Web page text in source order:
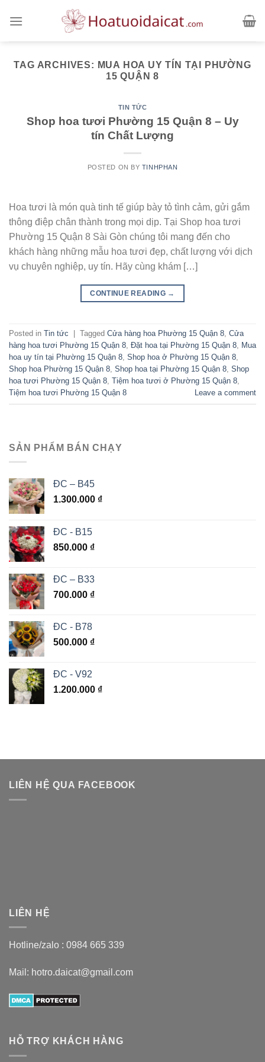
TAG ARCHIVES: MUA HOA UY TÍN TẠI PHƯỜNG
15 QUẬN 8
TIN TỨC
Shop hoa tươi Phường 15 Quận 8 – Uy
tín Chất Lượng
POSTED ON BY TINHPHAN
Hoa tươi là món quà tinh tế giúp bày tỏ tình cảm, gửi gắm
thông điệp chân thành trong mọi dịp. Tại Shop hoa tươi
Phường 15 Quận 8 Sài Gòn chúng tôi mang đến cho
khách hàng những mẫu hoa tươi đẹp, chất lượng với dịch
vụ chuyên nghiệp, uy tín. Hãy cùng khám […]
CONTINUE READING →
Posted in Tin tức Tagged Cửa hàng hoa Phường 15 Quận 8 Cửa
hàng hoa tươi Phường 15 Quận 8 Đặt hoa tại Phường 15 Quận 8
Mua
hoa uy tín tại Phường 15 Quận 8 Shop hoa ở Phường 15 Quận 8
Shop hoa Phường 15 Quận 8 Shop hoa tại Phường 15 Quận 8 Shop
hoa tươi Phường 15 Quận 8 Tiệm hoa tươi ở Phường 15 Quận 8
Tiệm hoa tươi Phường 15 Quận 8
Leave a comment
SẢN PHẨM BÁN CHẠY
ĐC – B45
1.300.000 ₫
ĐC - B15
850.000 ₫
ĐC – B33
700.000 ₫
ĐC - B78
500.000 ₫
ĐC - V92
1.200.000 ₫
LIÊN HỆ QUA FACEBOOK
LIÊN HỆ
Hotline/zalo : 0984 665 339
Mail: hotro.daicat@gmail.com
HỖ TRỢ KHÁCH HÀNG